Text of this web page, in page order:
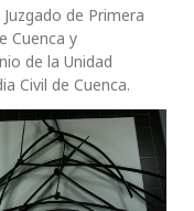
de Primera
Cuenca y
de la Unidad
Civil de Cuenca.